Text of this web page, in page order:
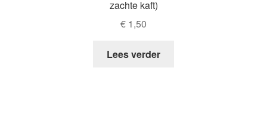
zachte kaft)
€ 1,50
Lees verder